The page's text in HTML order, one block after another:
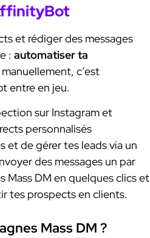
et rédiger des messages
: automatiser ta
c’est
entre en jeu.
sur Instagram et
personnalisés
de gérer tes leads via un
des messages un par
Mass DM en quelques clics et
tes prospects en clients.
Mass DM ?